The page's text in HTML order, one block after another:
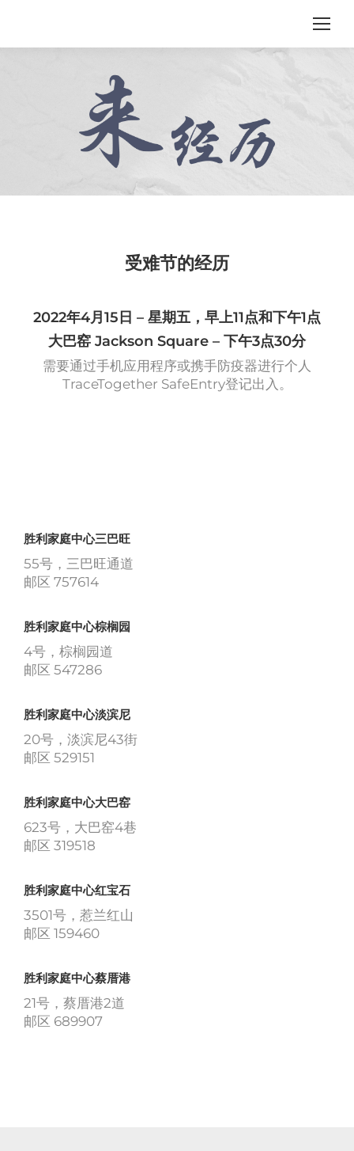
受难节的经历
2022年4月15日 – 星期五，早上11点和下午1点
大巴窑 Jackson Square – 下午3点30分
需要通过手机应用程序或携手防疫器进行个人
TraceTogether SafeEntry登记出入。
胜利家庭中心三巴旺
55号，三巴旺通道
邮区 757614
胜利家庭中心棕榈园
4号，棕榈园道
邮区 547286
胜利家庭中心淡滨尼
20号，淡滨尼43街
邮区 529151
胜利家庭中心大巴窑
623号，大巴窑4巷
邮区 319518
胜利家庭中心红宝石
3501号，惹兰红山
邮区 159460
胜利家庭中心蔡厝港
21号，蔡厝港2道
邮区 689907